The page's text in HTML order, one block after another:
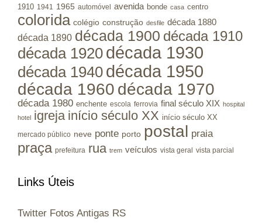
1910 1941 1965 automóvel avenida bonde casa centro
colorida colégio construção desfile década 1880
década 1890 década 1900 década 1910
década 1920 década 1930
década 1940 década 1950
década 1960 década 1970
década 1980 enchente escola ferrovia final século XIX hospital
hotel igreja início século XX início século XX
mercado público neve ponte porto postal praia
praça prefeitura rua trem veículos vista geral vista parcial
Links Úteis
Twitter Fotos Antigas RS